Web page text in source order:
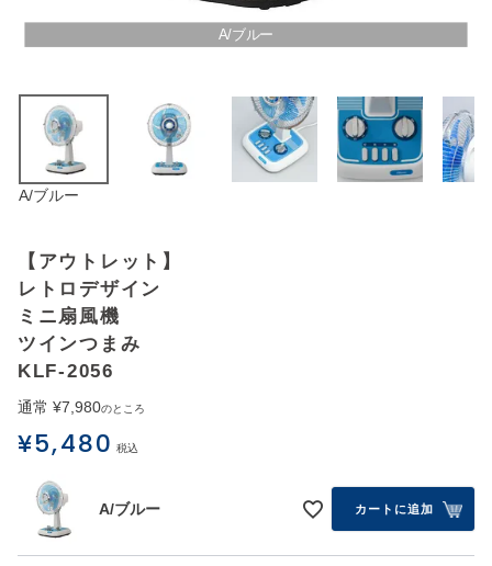
ログイン
A/ブルー
A/ブルー
【アウトレット】
レトロデザイン
ミニ扇風機
ツインつまみ
KLF-2056
通常 ¥7,980のところ
¥5,480 税込
A/ブルー カートに追加